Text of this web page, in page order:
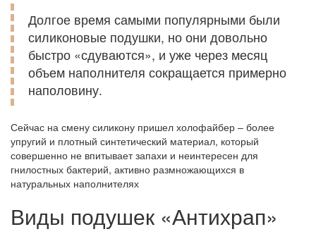
Долгое время самыми популярными были
силиконовые подушки, но они довольно
быстро «сдуваются», и уже через месяц
объем наполнителя сокращается примерно
наполовину.
Сейчас на смену силикону пришел холофайбер – более
упругий и плотный синтетический материал, который
совершенно не впитывает запахи и неинтересен для
гнилостных бактерий, активно размножающихся в
натуральных наполнителях
Виды подушек «Антихрап»